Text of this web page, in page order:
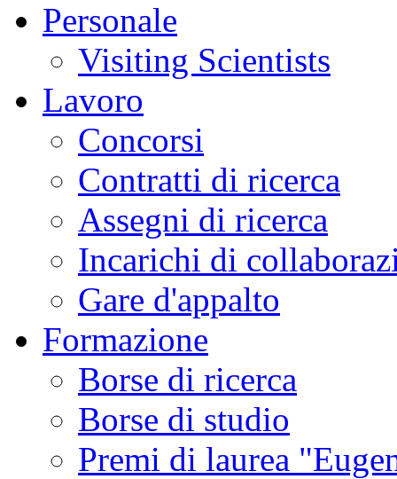
Personale
Visiting Scientists
Lavoro
Concorsi
Contratti di ricerca
Assegni di ricerca
Incarichi di
Gare d'appalto
Formazione
Borse di ricerca
Borse di studio
Premi di laurea